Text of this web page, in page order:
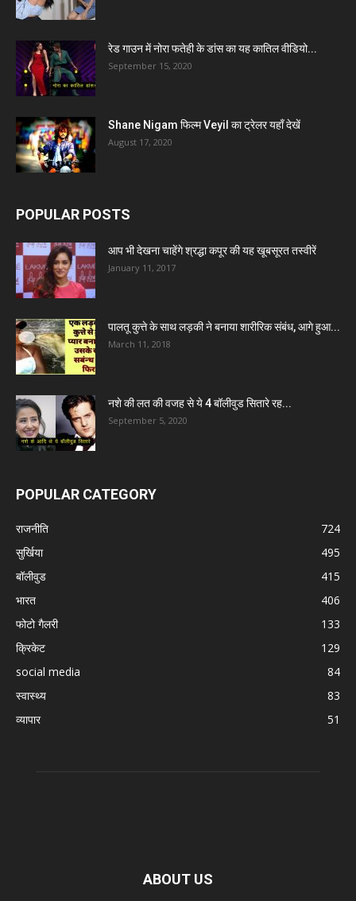
रेड गाउन में नोरा फतेही के डांस का यह कातिल वीडियो...
September 15, 2020
Shane Nigam फिल्म Veyil का ट्रेलर यहाँ देखें
August 17, 2020
POPULAR POSTS
आप भी देखना चाहेंगे श्रद्धा कपूर की यह खूबसूरत तस्वीरें
January 11, 2017
पालतू कुत्ते के साथ लड़की ने बनाया शारीरिक संबंध, आगे हुआ...
March 11, 2018
नशे की लत की वजह से ये 4 बॉलीवुड सितारे रह...
September 5, 2020
POPULAR CATEGORY
राजनीति
724
सुर्खिया
495
बॉलीवुड
415
भारत
406
फोटो गैलरी
133
क्रिकेट
129
social media
84
स्वास्थ्य
83
व्यापार
51
ABOUT US